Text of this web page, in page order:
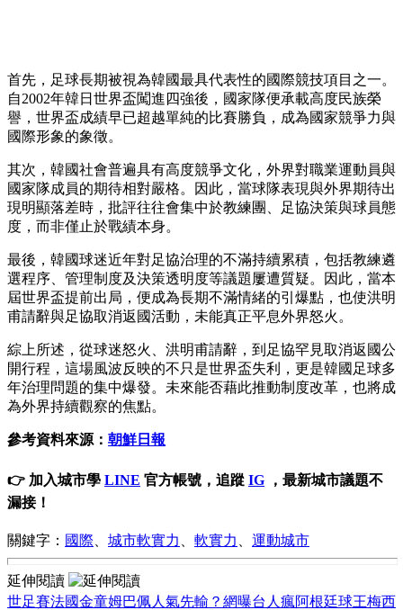
首先，足球長期被視為韓國最具代表性的國際競技項目之一。
自2002年韓日世界盃闖進四強後，國家隊便承載高度民族榮
譽，世界盃成績早已超越單純的比賽勝負，成為國家競爭力與
國際形象的象徵。
其次，韓國社會普遍具有高度競爭文化，外界對職業運動員與
國家隊成員的期待相對嚴格。因此，當球隊表現與外界期待出
現明顯落差時，批評往往會集中於教練團、足協決策與球員態
度，而非僅止於戰績本身。
最後，韓國球迷近年對足協治理的不滿持續累積，包括教練遴
選程序、管理制度及決策透明度等議題屢遭質疑。因此，當本
屆世界盃提前出局，便成為長期不滿情緒的引爆點，也使洪明
甫請辭與足協取消返國活動，未能真正平息外界怒火。
綜上所述，從球迷怒火、洪明甫請辭，到足協罕見取消返國公
開行程，這場風波反映的不只是世界盃失利，更是韓國足球多
年治理問題的集中爆發。未來能否藉此推動制度改革，也將成
為外界持續觀察的焦點。
參考資料來源： 朝鮮日報
👉 加入城市學 LINE 官方帳號，追蹤 IG ，最新城市議題不
漏接！
關鍵字： 國際 城市軟實力 軟實力 運動城市
延伸閱讀
世足賽法國金童姆巴佩人氣先輸？網曝台人瘋阿根廷球王梅西